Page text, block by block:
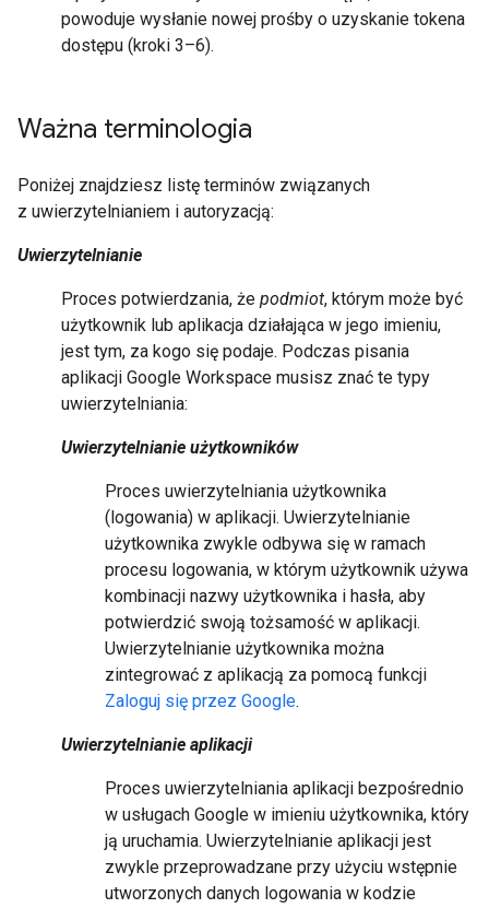
powoduje wysłanie nowej prośby o uzyskanie tokena
dostępu (kroki 3–6).
Ważna terminologia
Poniżej znajdziesz listę terminów związanych
z uwierzytelnianiem i autoryzacją:
Uwierzytelnianie
Proces potwierdzania, że podmiot, którym może być
użytkownik lub aplikacja działająca w jego imieniu,
jest tym, za kogo się podaje. Podczas pisania
aplikacji Google Workspace musisz znać te typy
uwierzytelniania:
Uwierzytelnianie użytkowników
Proces uwierzytelniania użytkownika
(logowania) w aplikacji. Uwierzytelnianie
użytkownika zwykle odbywa się w ramach
procesu logowania, w którym użytkownik używa
kombinacji nazwy użytkownika i hasła, aby
potwierdzić swoją tożsamość w aplikacji.
Uwierzytelnianie użytkownika można
zintegrować z aplikacją za pomocą funkcji
Zaloguj się przez Google.
Uwierzytelnianie aplikacji
Proces uwierzytelniania aplikacji bezpośrednio
w usługach Google w imieniu użytkownika, który
ją uruchamia. Uwierzytelnianie aplikacji jest
zwykle przeprowadzane przy użyciu wstępnie
utworzonych danych logowania w kodzie